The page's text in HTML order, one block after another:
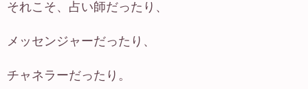
それこそ、占い師だったり、
メッセンジャーだったり、
チャネラーだったり。